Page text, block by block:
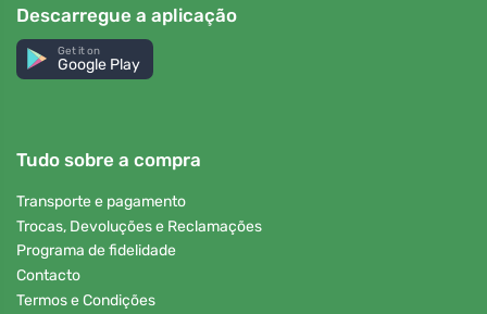
Descarregue a aplicação
Get it on
Google Play
Tudo sobre a compra
Transporte e pagamento
Trocas, Devoluções e Reclamações
Programa de fidelidade
Contacto
Termos e Condições